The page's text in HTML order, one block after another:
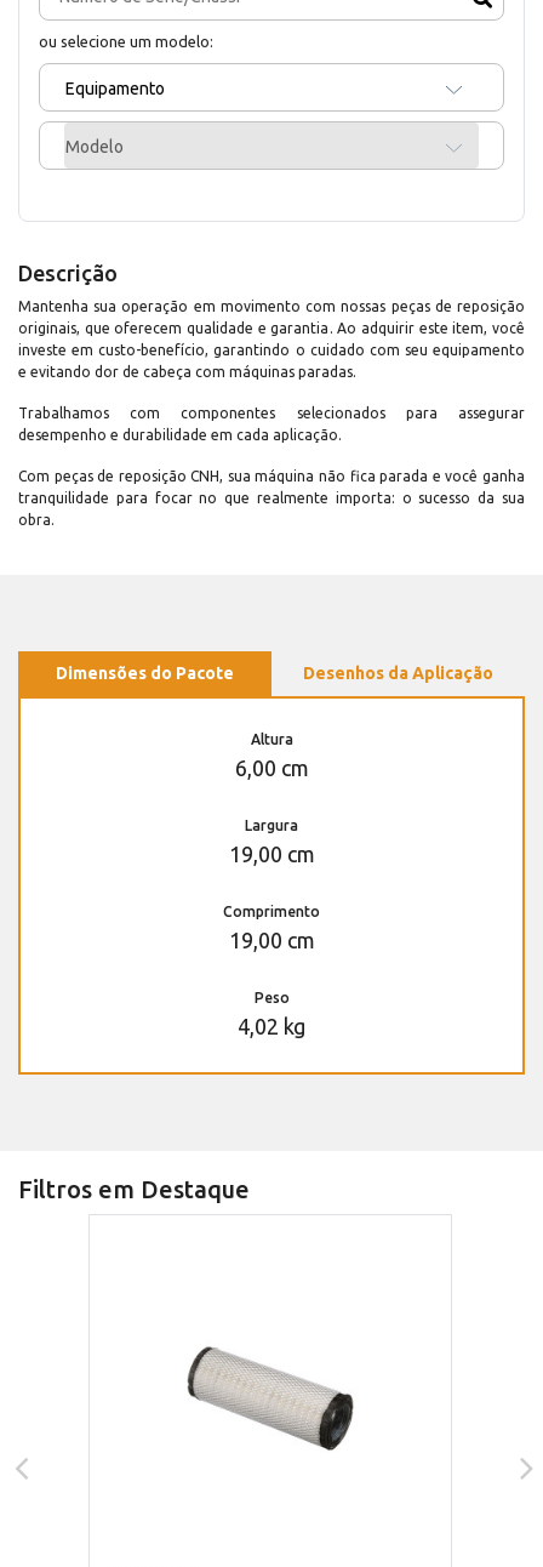
ou selecione um modelo:
Equipamento
Modelo
Descrição
Mantenha sua operação em movimento com nossas peças de reposição
originais, que oferecem qualidade e garantia. Ao adquirir este item, você
investe em custo-benefício, garantindo o cuidado com seu equipamento
e evitando dor de cabeça com máquinas paradas.
Trabalhamos com componentes selecionados para assegurar
desempenho e durabilidade em cada aplicação.
Com peças de reposição CNH, sua máquina não fica parada e você ganha
tranquilidade para focar no que realmente importa: o sucesso da sua
obra.
Dimensões do Pacote Desenhos da Aplicação
Altura
6,00 cm
Largura
19,00 cm
Comprimento
19,00 cm
Peso
4,02 kg
Filtros em Destaque